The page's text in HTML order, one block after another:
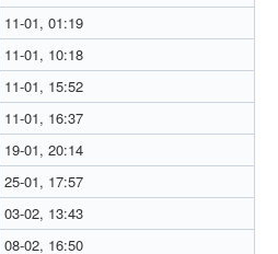
11-01, 01:19
11-01, 10:18
11-01, 15:52
11-01, 16:37
19-01, 20:14
25-01, 17:57
03-02, 13:43
08-02, 16:50